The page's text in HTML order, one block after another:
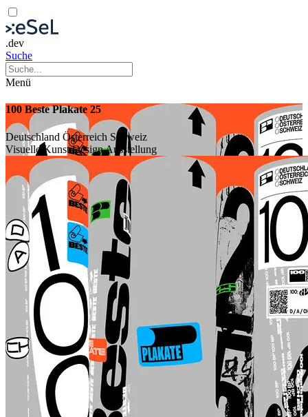
.dev
Suche
Menü
100 Beste Plakate 25
Deutschland Österreich Schweiz
Visuelle KunstDesignAusstellung